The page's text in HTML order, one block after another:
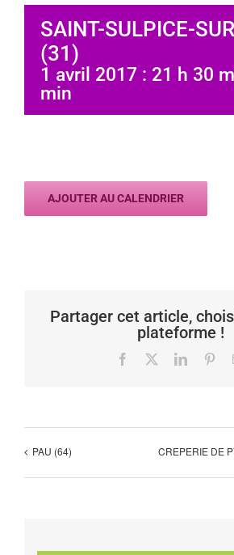
SAINT-SULPICE-
(31)
1 avril 2017 : 21 h 30
min
AJOUTER AU CALENDRIER
Partager cet article,
plateforme !
Facebook LinkedIn
PAU (64) CREPERIE DE